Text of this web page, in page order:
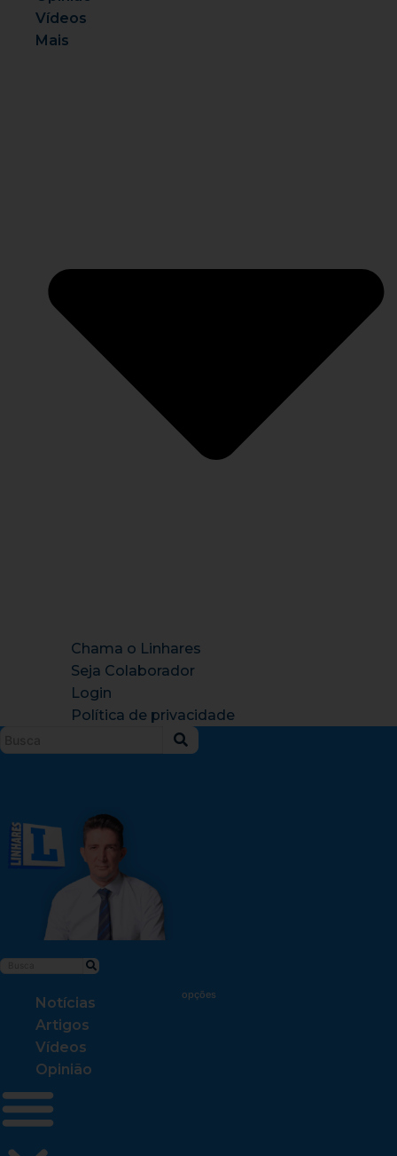
Vídeos
Mais
Chama o Linhares
Seja Colaborador
Login
Política de privacidade
Notícias
Artigos
Vídeos
Opinião